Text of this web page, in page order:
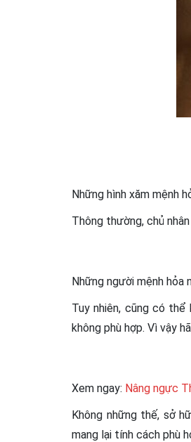
Những hình xăm mệnh
Thông thường, chủ
Những người mệnh hỏa
Tuy nhiên, cũng có
không phù hợp. Vì vậy
Xem ngay: Nâng ngực
Không những thế, sở
mang lại tính cách phù